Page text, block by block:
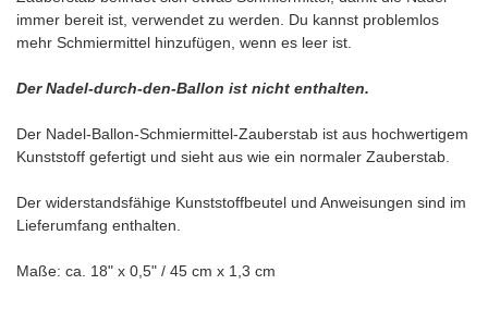
immer bereit ist, verwendet zu werden. Du kannst problemlos
mehr Schmiermittel hinzufügen, wenn es leer ist.
Der Nadel-durch-den-Ballon ist nicht enthalten.
Der Nadel-Ballon-Schmiermittel-Zauberstab ist aus hochwertigem
Kunststoff gefertigt und sieht aus wie ein normaler Zauberstab.
Der widerstandsfähige Kunststoffbeutel und Anweisungen sind im
Lieferumfang enthalten.
Maße: ca. 18" x 0,5" / 45 cm x 1,3 cm